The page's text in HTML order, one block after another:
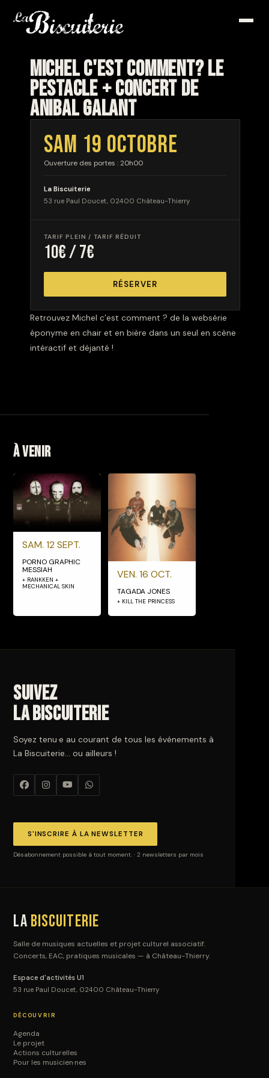
MICHEL C'EST COMMENT? LE
PESTACLE + concert de
ANIBAL GALANT
Retrouvez Michel c’est comment ? de la websérie
éponyme en chair et en bière dans un seul en scène
intéractif et déjanté !
SAM 19 OCTOBRE
Ouverture des portes : 20h00
La Biscuiterie
53 rue Paul Doucet, 02400 Château-Thierry
TARIF PLEIN / TARIF RÉDUIT
10€ / 7€
RÉSERVER
À venir
SAM. 12 SEPT.
PORNO GRAPHIC
MESSIAH
+ RANKKEN +
MECHANICAL SKIN
VEN. 16 OCT.
TAGADA JONES
+ KILL THE PRINCESS
Suivez
La Biscuiterie
Soyez tenu·e au courant de tous les événements à
La Biscuiterie… ou ailleurs !
S'INSCRIRE À LA NEWSLETTER
Désabonnement possible à tout moment. · 2 newsletters par mois
La Biscuiterie
Salle de musiques actuelles et projet culturel associatif.
Concerts, EAC, pratiques musicales — à Château-Thierry.
Espace d'activités U1
53 rue Paul Doucet, 02400 Château-Thierry
DÉCOUVRIR
Agenda
Le projet
Actions culturelles
Pour les musicien·nes